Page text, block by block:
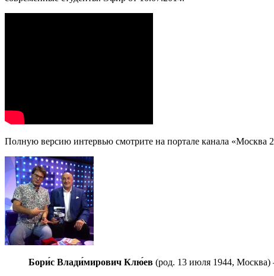
Полную версию интервью смотрите на портале канала «Москва
Бори́с Влади́мирович Клю́ев (род. 13 июля 1944, Москва)